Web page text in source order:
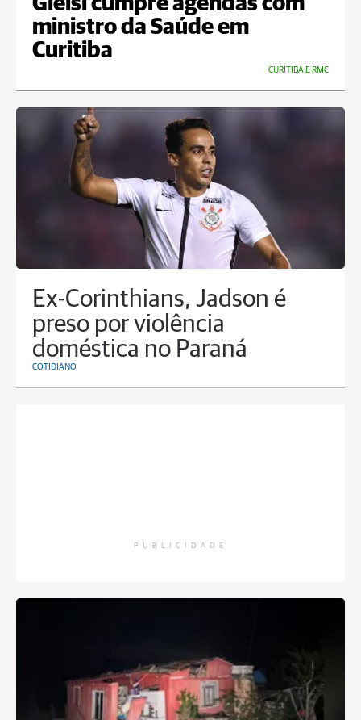
ministro da Saúde em
Curitiba
CURITIBA E RMC
Ex-Corinthians, Jadson é
preso por violência
doméstica no Paraná
COTIDIANO
PUBLICIDADE